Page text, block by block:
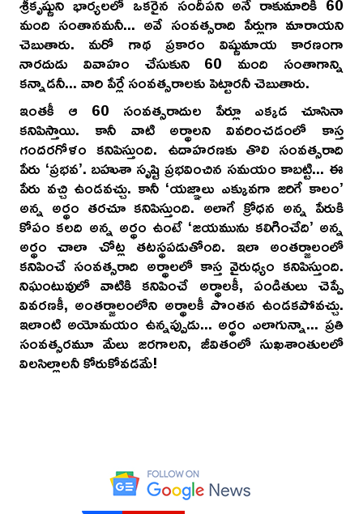
మంది సంతానమనీ... అవే సంవత్సరాది పేర్లుగా మారాయని
చెబుతారు. మరో గాథ ప్రకారం విష్ణుమాయ కారణంగా
నారదుడు వివాహం చేసుకుని 60 మంది సంతాగాన్ని
కన్నాడనీ... వారి పేర్లే సంవత్సరాలకు పెట్టారనీ చెబుతారు.
ఇంతకీ ఆ 60 సంవత్సరాదుల పేర్లూ ఎక్కడ చూసినా
కనిపిస్తాయి. కానీ వాటి అర్థాలని వివరించడంలో కాస్త
గందరగోళం కనిపిస్తుంది. ఉదాహరణకు తొలి సంవత్సరాది
పేరు ‘ప్రభవ’. బహుశా సృష్టి ప్రభవించిన సమయం కాబట్టి... ఈ
పేరు వచ్చి ఉండవచ్చు. కానీ ‘యజ్ఞాలు ఎక్కువగా జరిగే కాలం’
అన్న అర్థం తరచూ కనిపిస్తుంది. అలాగే క్రోధన అన్న పేరుకి
కోపం కలది అన్న అర్థం ఉంటే ‘జయమును కలిగించేది’ అన్న
అర్థం చాలా చోట్ల తటస్థపడుతోంది. ఇలా అంతర్జాలంలో
కనిపించే సంవత్సరాది అర్థాలలో కాస్త వైరుధ్యం కనిపిస్తుంది.
నిఘంటువులో వాటికి కనిపించే అర్థాలకీ, పండితులు చెప్పే
వివరణకీ, అంతర్జాలంలోని అర్థాలకీ పొంతన ఉండకపోవచ్చు.
ఇలాంటి అయోమయం ఉన్నప్పుడు... అర్థం ఎలాగున్నా... ప్రతి
సంవత్సరమూ మేలు జరగాలని, జీవితంలో సుఖశాంతులలో
విలసిల్లాలనీ కోరుకోవడమే!